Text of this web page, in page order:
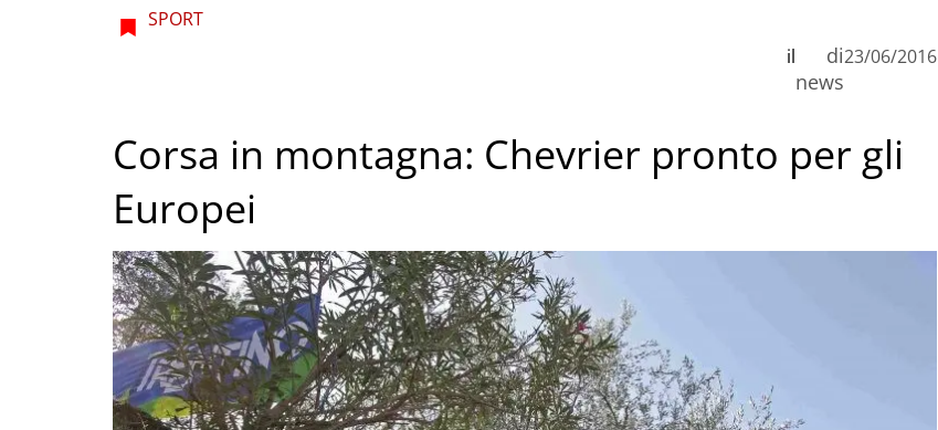
SPORT
di
news
il 23/06/2016
Corsa in montagna: Chevrier pronto per gli
Europei